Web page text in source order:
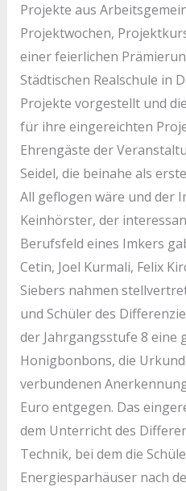
Projekte aus
Projektwochen,
einer feierlichen
Städtischen Realschule in
Projekte vorgestellt und
für ihre eingereichten
Ehrengäste der
Seidel, die beinahe als
All geflogen wäre und der
Keinhörster, der
Berufsfeld eines Imkers
Cetin, Joel Kurmali, Felix
Siebers nahmen
und Schüler des
der Jahrgangsstufe 8 eine
Honigbonbons, die
verbundenen
Euro entgegen. Das
dem Unterricht des
Technik, bei dem die
Energiesparhäuser nach